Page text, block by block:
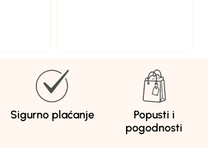
Sigurno plaćanje
Popusti i
pogodnosti